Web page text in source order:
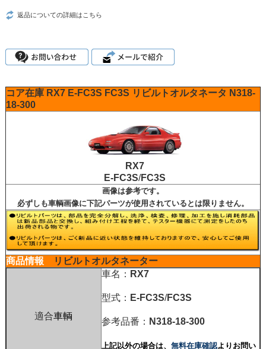
返品についての詳細はこちら
コア在庫 RX7 E-FC3S FC3S リビルトオルタネータ N318-
18-300
RX7
E-FC3S/FC3S
画像は参考です。
必ずしも車輌画像に下記パーツが使用されているとは限りません。
商品情報 リビルトオルタネーター
適合車輌
車名： RX7
型式： E-FC3S/FC3S
参考品番： N318-18-300
上記以外の場合は、 無料在庫確認よりお問い